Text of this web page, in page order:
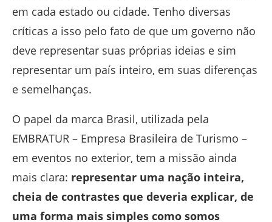
em cada estado ou cidade. Tenho diversas
críticas a isso pelo fato de que um governo não
deve representar suas próprias ideias e sim
representar um país inteiro, em suas diferenças
e semelhanças.
O papel da marca Brasil, utilizada pela
EMBRATUR – Empresa Brasileira de Turismo –
em eventos no exterior, tem a missão ainda
mais clara: representar uma nação inteira,
cheia de contrastes que deveria explicar, de
uma forma mais simples como somos